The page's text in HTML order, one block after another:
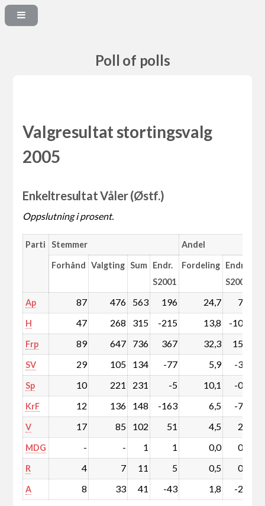
Poll of polls
Valgresultat stortingsvalg
2005
Enkeltresultat Våler (Østf.)
Oppslutning i prosent.
Parti Stemmer Andel
Forhånd Valgting Sum Endr.
S2001
Fordeling Endr.
S2001
Ap 87 476 563 196 24,7 7,7
H 47 268 315 -215 13,8 -10,7
Frp 89 647 736 367 32,3 15,2
SV 29 105 134 -77 5,9 -3,9
Sp 10 221 231 -5 10,1 -0,8
KrF 12 136 148 -163 6,5 -7,9
V 17 85 102 51 4,5 2,1
MDG - - 1 1 0,0 0,0
R 4 7 11 5 0,5 0,2
A 8 33 41 -43 1,8 -2,1